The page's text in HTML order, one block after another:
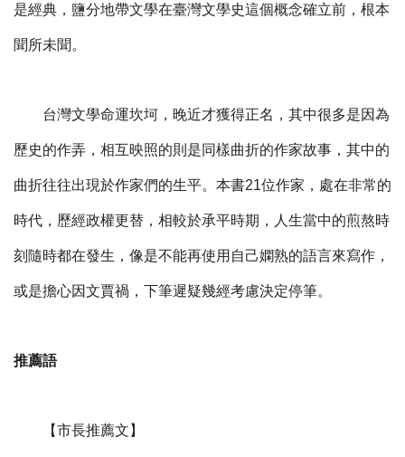
是經典，鹽分地帶文學在臺灣文學史這個概念確立前，根本
聞所未聞。
台灣文學命運坎坷，晚近才獲得正名，其中很多是因為
歷史的作弄，相互映照的則是同樣曲折的作家故事，其中的
曲折往往出現於作家們的生平。本書21位作家，處在非常的
時代，歷經政權更替，相較於承平時期，人生當中的煎熬時
刻隨時都在發生，像是不能再使用自己嫻熟的語言來寫作，
或是擔心因文賈禍，下筆遲疑幾經考慮決定停筆。
推薦語
【市長推薦文】